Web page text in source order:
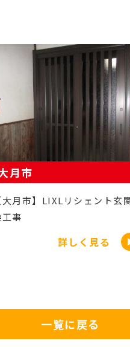
【山梨県】CORONAエコ
交換工事
詳しく見る
一覧に戻る